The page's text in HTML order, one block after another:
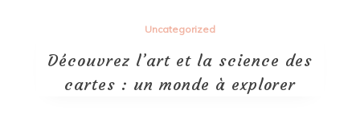
Uncategorized
Découvrez l’art et la science des
cartes : un monde à explorer